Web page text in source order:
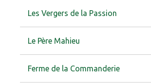
Les Vergers de la Passion
Le Père Mahieu
Ferme de la Commanderie